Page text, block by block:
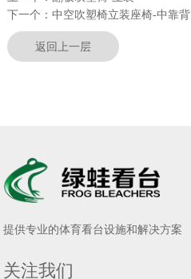
下一个： 中空吹塑椅立装座椅-中靠背
返回上一层
提供专业的体育看台设施和解决方案
关注我们